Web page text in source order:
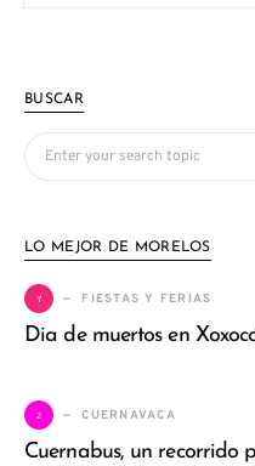
BUSCAR
Search for:
LO MEJOR DE MORELOS
1 FIESTAS Y FERIAS
Dia de muertos en
2 CUERNAVACA
Cuernabus, un recorrido